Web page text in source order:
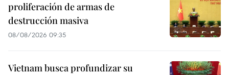
proliferación de armas de
destrucción masiva
08/08/2026 09:35
Vietnam busca profundizar su